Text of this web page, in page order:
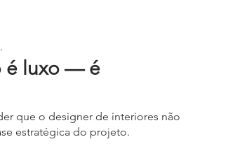
é luxo — é
que o designer de interiores não
estratégica do projeto.